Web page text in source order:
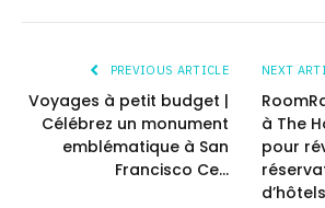
PREVIOUS ARTICLE
Voyages à petit budget |
Célébrez un monument
emblématique à San
Francisco Ce…
NEXT
à The
pour